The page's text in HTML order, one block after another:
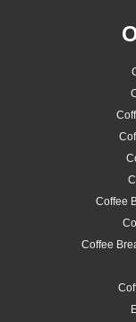
Coffee
Coffee